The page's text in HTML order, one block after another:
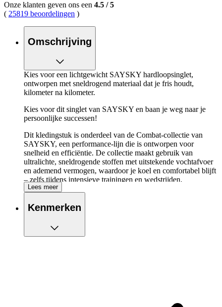
Onze klanten geven ons een 4.5 /5
( 25819 beoordelingen )
Omschrijving
Kies voor een lichtgewicht SAYSKY hardloopsinglet,
ontworpen met sneldrogend materiaal dat je fris houdt,
kilometer na kilometer.
Kies voor dit singlet van SAYSKY en baan je weg naar je
persoonlijke successen!
Dit kledingstuk is onderdeel van de Combat-collectie van
SAYSKY, een performance-lijn die is ontworpen voor
snelheid en efficiëntie. De collectie maakt gebruik van
ultralichte, sneldrogende stoffen met uitstekende vochtafvoer
en ademend vermogen, waardoor je koel en comfortabel blijft
– zelfs tijdens intensieve trainingen en wedstrijden.
SAYSKY Statement Combat Pro Singlet op een
Lees meer
Kenmerken